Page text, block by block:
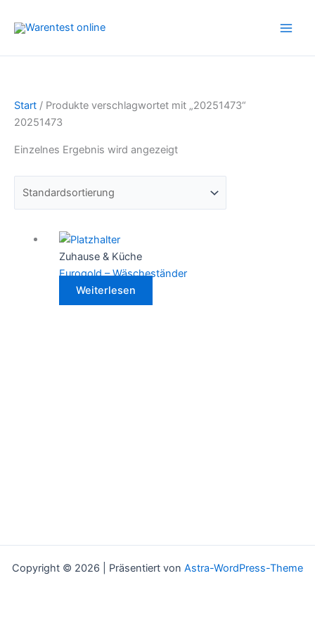
Inhalt
Start / Produkte verschlagwortet mit „20251473“
20251473
Einzelnes Ergebnis wird angezeigt
Zuhause & Küche
Eurogold – Wäscheständer
Weiterlesen
Copyright © 2026 | Präsentiert von Astra-WordPress-Theme